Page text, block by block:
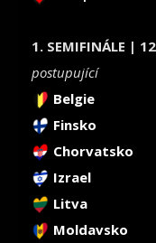
1. SEMIFINÁLE |
postupující
Belgie
Finsko
Chorvatsko
Izrael
Litva
Moldavsko